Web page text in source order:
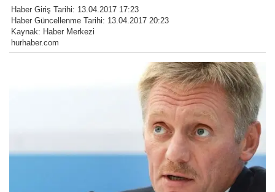
Haber Giriş Tarihi: 13.04.2017 17:23
Haber Güncellenme Tarihi: 13.04.2017 20:23
Kaynak: Haber Merkezi
hurhaber.com